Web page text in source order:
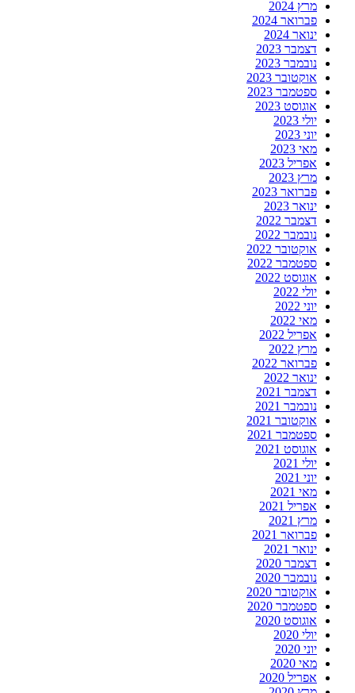
מרץ 2024
פברואר 2024
ינואר 2024
דצמבר 2023
נובמבר 2023
אוקטובר 2023
ספטמבר 2023
אוגוסט 2023
יולי 2023
יוני 2023
מאי 2023
אפריל 2023
מרץ 2023
פברואר 2023
ינואר 2023
דצמבר 2022
נובמבר 2022
אוקטובר 2022
ספטמבר 2022
אוגוסט 2022
יולי 2022
יוני 2022
מאי 2022
אפריל 2022
מרץ 2022
פברואר 2022
ינואר 2022
דצמבר 2021
נובמבר 2021
אוקטובר 2021
ספטמבר 2021
אוגוסט 2021
יולי 2021
יוני 2021
מאי 2021
אפריל 2021
מרץ 2021
פברואר 2021
ינואר 2021
דצמבר 2020
נובמבר 2020
אוקטובר 2020
ספטמבר 2020
אוגוסט 2020
יולי 2020
יוני 2020
מאי 2020
אפריל 2020